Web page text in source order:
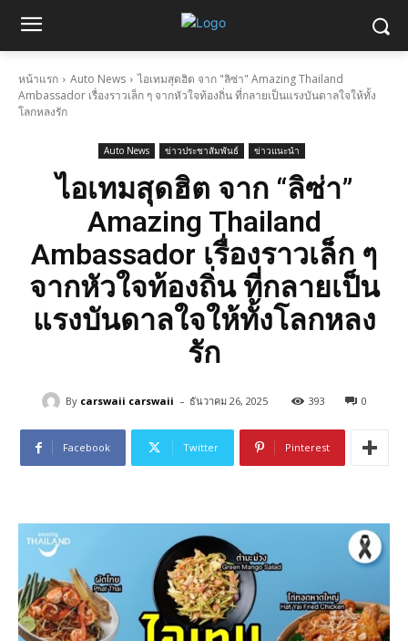
หน้าแรก Auto News
ไอเทมสุดฮิต จาก "ลิซ่า" Amazing Thailand
Ambassador เรื่องราวเล็ก ๆ จากหัวใจท้องถิ่น ที่กลายเป็นแรงบันดาลใจให้ทั้ง
โลกหลงรัก
Auto News ข่าวประชาสัมพันธ์ ข่าวแนะนำ
ไอเทมสุดฮิต จาก “ลิซ่า”
Amazing Thailand
Ambassador เรื่องราวเล็ก ๆ
จากหัวใจท้องถิ่น ที่กลายเป็น
แรงบันดาลใจให้ทั้งโลกหลง
รัก
By carswaii carswaii - ธันวาคม 26, 2025 393 0
Facebook Twitter Pinterest